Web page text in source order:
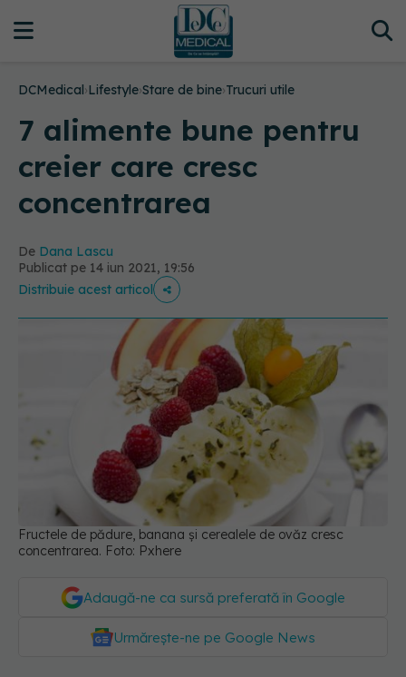
DCMedical›Lifestyle›Stare de bine›Trucuri utile
7 alimente bune pentru
creier care cresc
concentrarea
De Dana Lascu
Publicat pe 14 iun 2021, 19:56
Distribuie acest articol
Fructele de pădure, banana și cerealele de ovăz cresc
concentrarea. Foto: Pxhere
Adaugă-ne ca sursă preferată în Google
Urmărește-ne pe Google News